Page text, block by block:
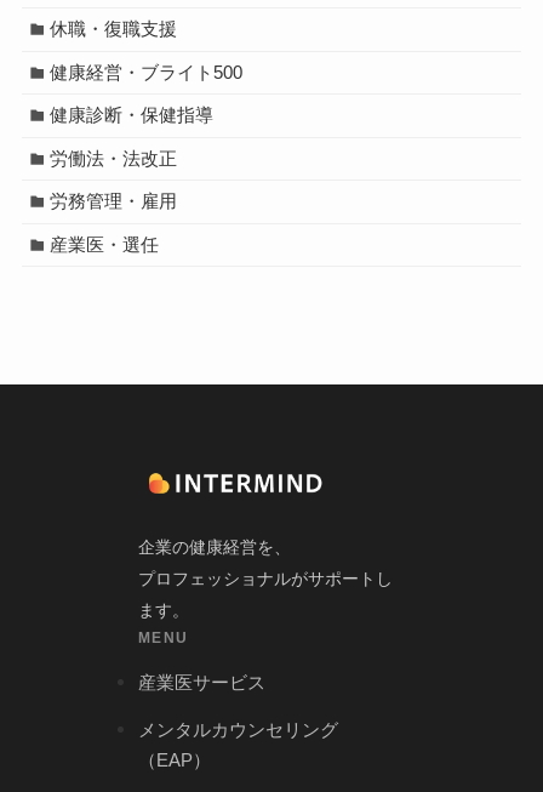
休職・復職支援
健康経営・ブライト500
健康診断・保健指導
労働法・法改正
労務管理・雇用
産業医・選任
企業の健康経営を、
プロフェッショナルがサポートし
ます。
MENU
産業医サービス
メンタルカウンセリング
（EAP）